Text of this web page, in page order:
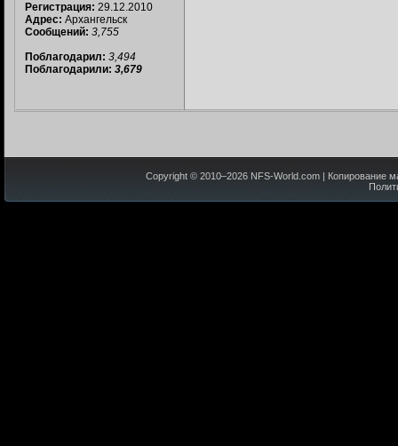
Регистрация: 29.12.2010
Адрес: Архангельск
Сообщений: 3,755
Поблагодарил: 3,494
Поблагодарили: 3,679
Copyright © 2010–2026 NFS-World.com | Копирование